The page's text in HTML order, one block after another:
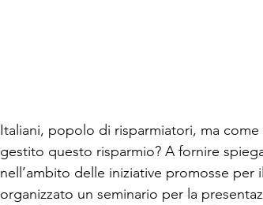
Italiani, popolo di risparmiatori, ma
gestito questo risparmio? A fornire
nell’ambito delle iniziative promosse per
organizzato un seminario per la